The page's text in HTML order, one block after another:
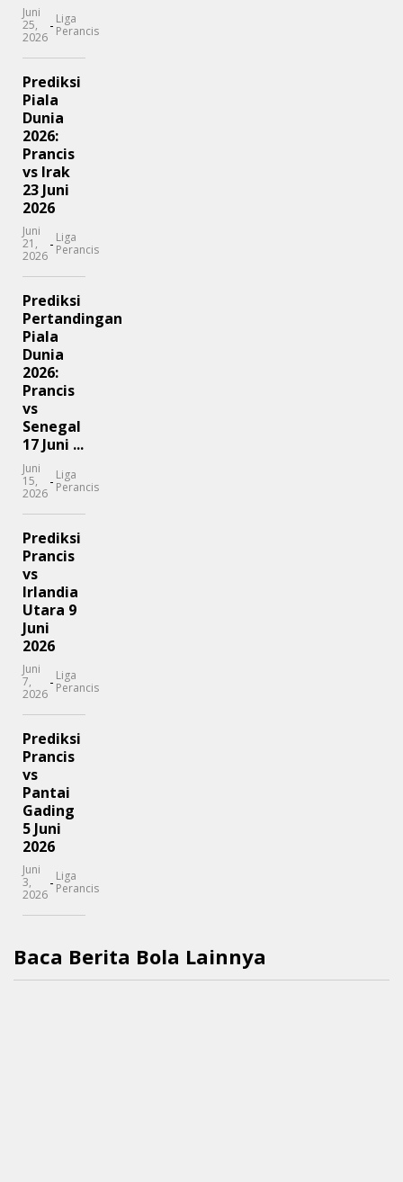
Juni
25,
2026
- Liga
Perancis
Prediksi
Piala
Dunia
2026:
Prancis
vs Irak
23 Juni
2026
Juni
21,
2026
- Liga
Perancis
Prediksi
Pertandingan
Piala
Dunia
2026:
Prancis
vs
Senegal
17 Juni ...
Juni
15,
2026
- Liga
Perancis
Prediksi
Prancis
vs
Irlandia
Utara 9
Juni
2026
Juni
7,
2026
- Liga
Perancis
Prediksi
Prancis
vs
Pantai
Gading
5 Juni
2026
Juni
3,
2026
- Liga
Perancis
Baca Berita Bola Lainnya